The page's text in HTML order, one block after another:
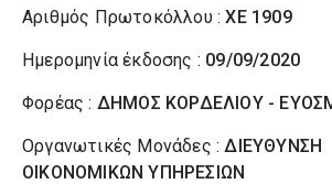
Αριθμός Πρωτοκόλλου :ΧΕ 1909
Ημερομηνία έκδοσης : 09/09/2020
Φορέας : ΔΗΜΟΣ ΚΟΡΔΕΛΙΟΥ -
Οργανωτικές Μονάδες :ΔΙΕΥΘΥΝΣΗ
ΟΙΚΟΝΟΜΙΚΩΝ ΥΠΗΡΕΣΙΩΝ